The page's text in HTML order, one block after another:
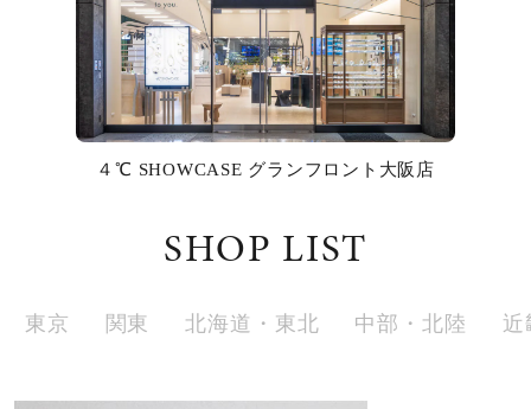
ファッションテイスト
着用シーン
リングサイズ
４℃ SHOWCASE グランフロント大阪店
SHOP LIST
東京 関東 北海道・東北 中部・北陸 近